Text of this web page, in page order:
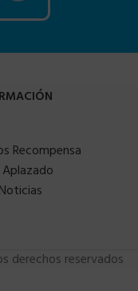
Recompensa
derechos reservados